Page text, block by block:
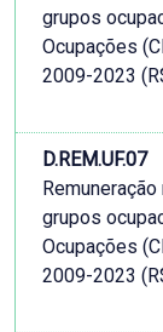
grupos
Ocupações
2009-2023
D.REM.UF.07
grupos
Ocupações
2009-2023